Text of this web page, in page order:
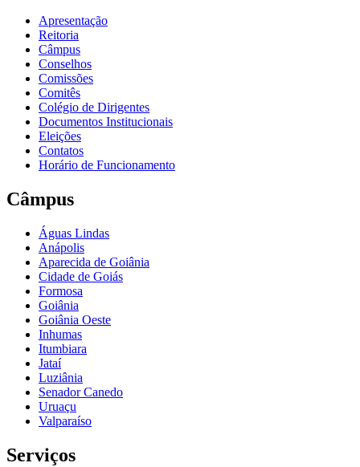
Apresentação
Reitoria
Câmpus
Conselhos
Comissões
Comitês
Colégio de Dirigentes
Documentos Institucionais
Eleições
Contatos
Horário de Funcionamento
Câmpus
Águas Lindas
Anápolis
Aparecida de Goiânia
Cidade de Goiás
Formosa
Goiânia
Goiânia Oeste
Inhumas
Itumbiara
Jataí
Luziânia
Senador Canedo
Uruaçu
Valparaíso
Serviços